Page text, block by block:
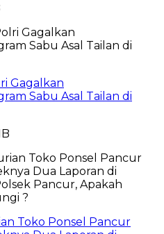
Gagalkan
Sabu Asal Tailan di
Toko Ponsel Pancur